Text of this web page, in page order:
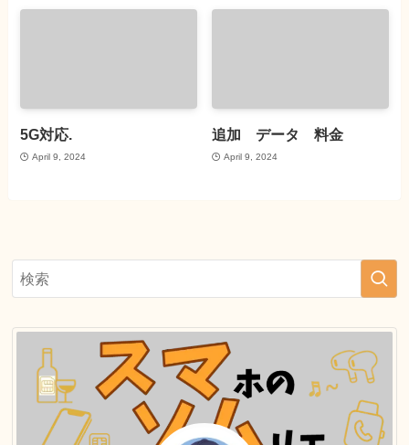
5G対応.
April 9, 2024
追加 データ 料金
April 9, 2024